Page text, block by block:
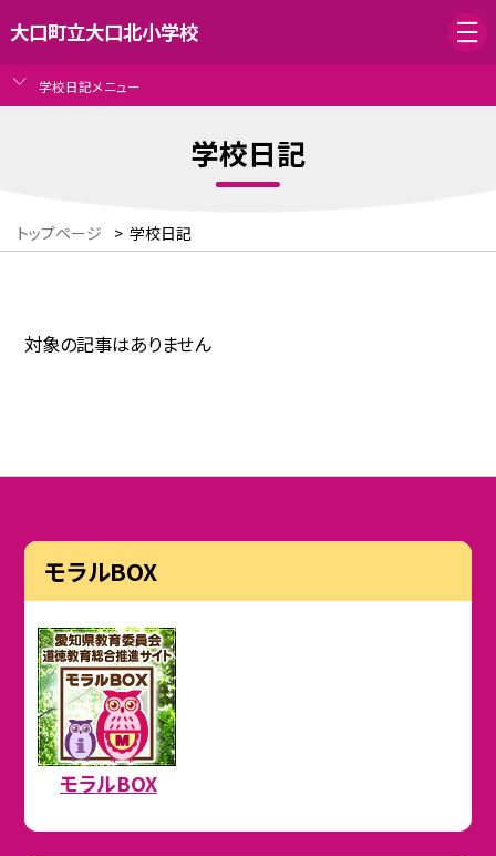
大口町立大口北小学校
学校日記メニュー
学校日記
トップページ > 学校日記
対象の記事はありません
モラルBOX
モラルBOX